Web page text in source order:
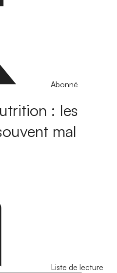
Abonné
: les
mal
Liste de lecture